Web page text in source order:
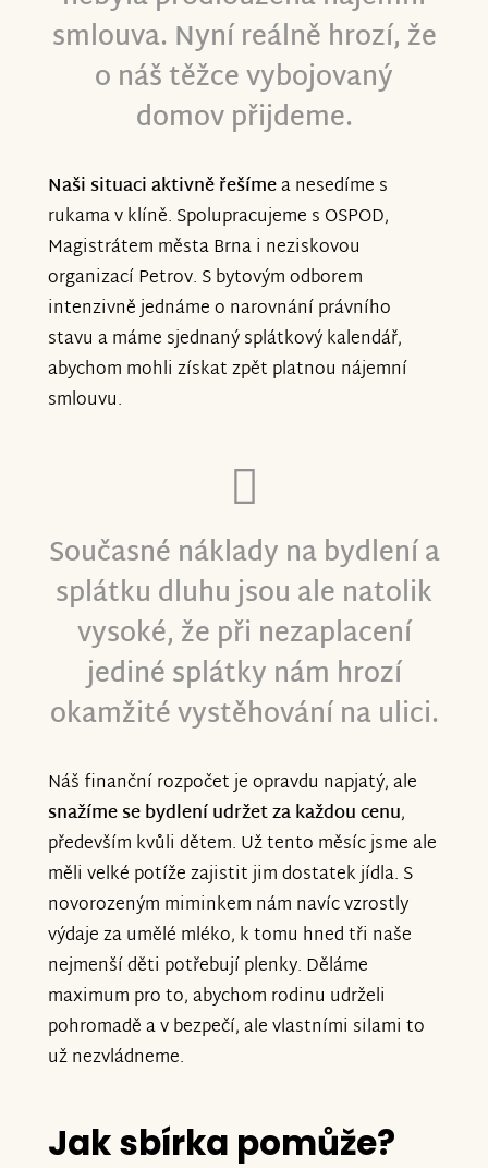
smlouva. Nyní reálně hrozí, že
o náš těžce vybojovaný
domov přijdeme.
Naši situaci aktivně řešímea nesedíme s
rukama v klíně. Spolupracujeme s OSPOD,
Magistrátem města Brna i neziskovou
organizací Petrov. S bytovým odborem
intenzivně jednáme o narovnání právního
stavu a máme sjednaný splátkový kalendář,
abychom mohli získat zpět platnou nájemní
smlouvu.
Současné náklady na bydlení a
splátku dluhu jsou ale natolik
vysoké, že při nezaplacení
jediné splátky nám hrozí
okamžité vystěhování na ulici.
Náš finanční rozpočet je opravdu napjatý, ale
snažíme se bydlení udržet za každou cenu,
především kvůli dětem. Už tento měsíc jsme ale
měli velké potíže zajistit jim dostatek jídla. S
novorozeným miminkem nám navíc vzrostly
výdaje za umělé mléko, k tomu hned tři naše
nejmenší děti potřebují plenky. Děláme
maximum pro to, abychom rodinu udrželi
pohromadě a v bezpečí, ale vlastními silami to
už nezvládneme.
Jak sbírka pomůže?